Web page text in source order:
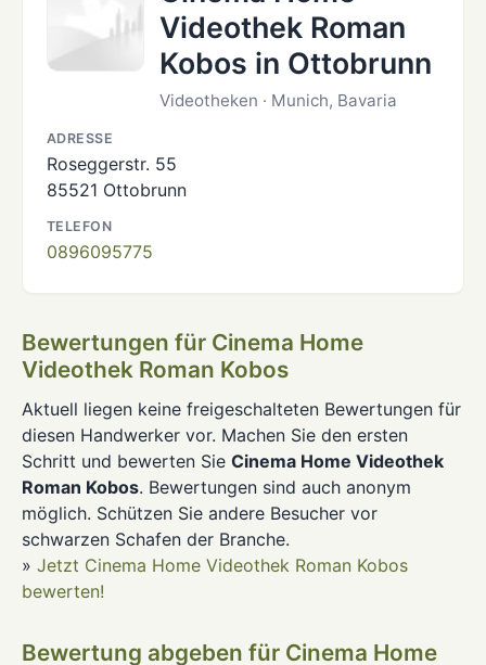
Videothek Roman
Kobos in Ottobrunn
Videotheken · Munich, Bavaria
ADRESSE
Roseggerstr. 55
85521 Ottobrunn
TELEFON
0896095775
Bewertungen für Cinema Home
Videothek Roman Kobos
Aktuell liegen keine freigeschalteten Bewertungen für
diesen Handwerker vor. Machen Sie den ersten
Schritt und bewerten Sie Cinema Home Videothek
Roman Kobos. Bewertungen sind auch anonym
möglich. Schützen Sie andere Besucher vor
schwarzen Schafen der Branche.
» Jetzt Cinema Home Videothek Roman Kobos
bewerten!
Bewertung abgeben für Cinema Home